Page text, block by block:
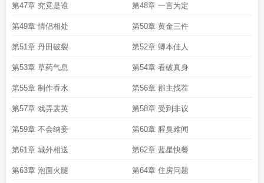
第47章 究竟是谁 第48章 一言为定
第49章 情侣相处 第50章 黄金三件
第51章 丹田破裂 第52章 卿本佳人
第53章 草药气息 第54章 看破真身
第55章 制作香水 第56章 郡主找茬
第57章 戏弄裴英 第58章 受到非议
第59章 不会纳妾 第60章 腥臭难闻
第61章 城外相送 第62章 蓝星快餐
第63章 泡面火腿 第64章 住房问题